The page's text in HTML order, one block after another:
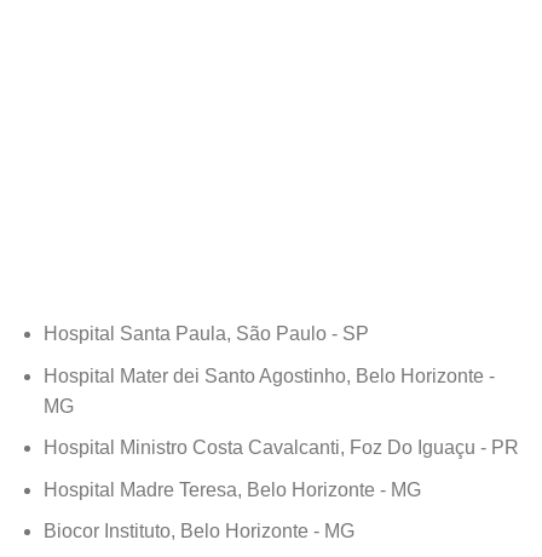
Hospital Santa Paula, São Paulo - SP
Hospital Mater dei Santo Agostinho, Belo Horizonte -
MG
Hospital Ministro Costa Cavalcanti, Foz Do Iguaçu - PR
Hospital Madre Teresa, Belo Horizonte - MG
Biocor Instituto, Belo Horizonte - MG